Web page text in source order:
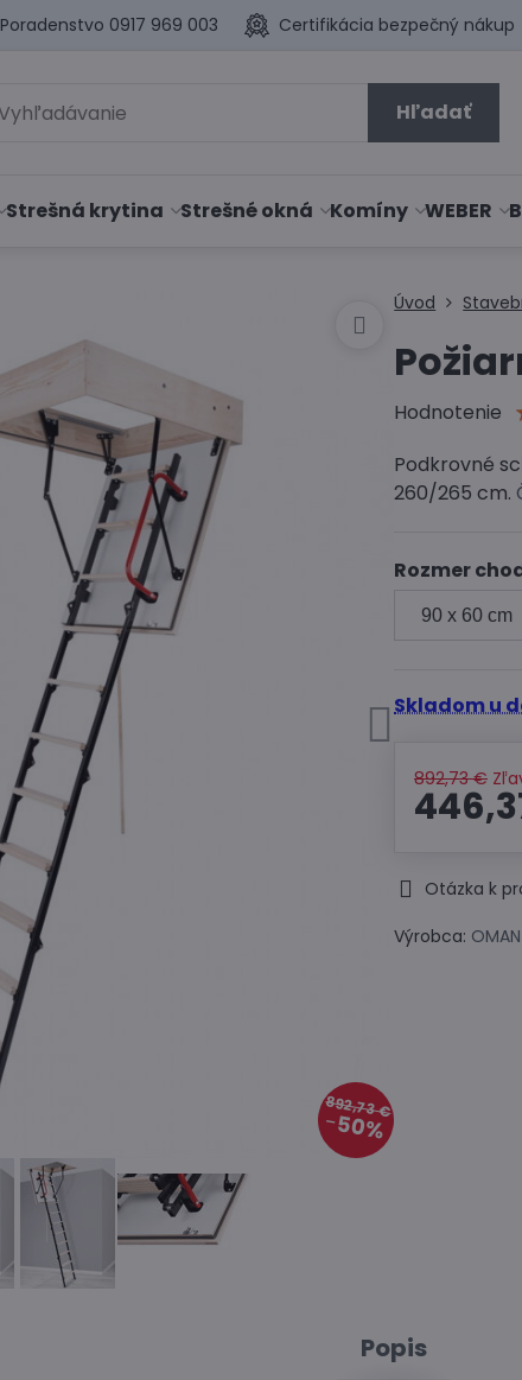
Poradenstvo 0917 969 003 Certifikácia bezpečný nákup
Hľadať
Strešná krytina Strešné okná Komíny WEBER
892,73 €
50%
Úvod
Hodnotenie
Podkrovné
260/265 cm.
Rozmer
Skladom u
892,73 €
Otázka k
Výrobca: OMAN
Popis